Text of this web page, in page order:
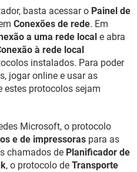
basta acessar o Painel de
Conexões de rede. Em
a uma rede local e abra
à rede local
instalados. Para poder
jogar online e usar as
estes protocolos sejam
Microsoft, o protocolo
e de impressoras para as
chamados de Planificador de
, o protocolo de Transporte